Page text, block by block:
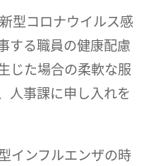
型コロナウイルス感
する職員の健康配慮
じた場合の柔軟な服
人事課に申し入れを
インフルエンザの時